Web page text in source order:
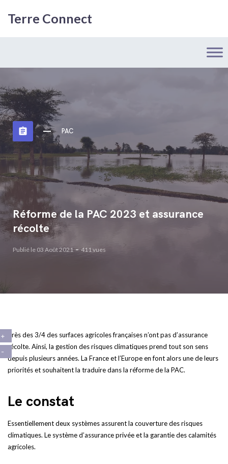
Terre Connect
assignment PAC
Réforme de la PAC 2023 et assurance
récolte
Publié le 03 Août 2021 411 vues
Près des 3/4 des surfaces agricoles françaises n’ont pas d’assurance
récolte. Ainsi, la gestion des risques climatiques prend tout son sens
depuis plusieurs années. La France et l’Europe en font alors une de leurs
priorités et souhaitent la traduire dans la réforme de la PAC.
Le constat
Essentiellement deux systèmes assurent la couverture des risques
climatiques. Le système d’assurance privée et la garantie des calamités
agricoles.